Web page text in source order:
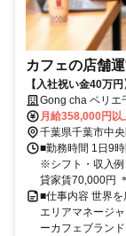
カフェの店舗
【入社祝い金40万
充実の福利厚生あ
Gong cha ペリエ
月給358,000円以
千葉県千葉市中
■勤務時間 1日9
※シフト・収入
貸家賃70,000円
■仕事内容 世界
エリアマネージ
ーカフェブラン